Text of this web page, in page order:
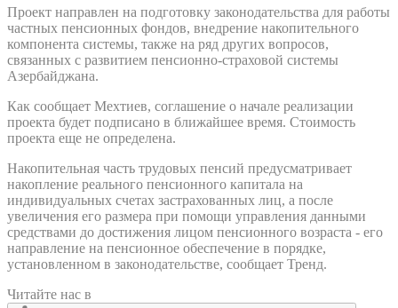
Проект направлен на подготовку законодательства для работы
частных пенсионных фондов, внедрение накопительного
компонента системы, также на ряд других вопросов,
связанных с развитием пенсионно-страховой системы
Азербайджана.
Как сообщает Мехтиев, соглашение о начале реализации
проекта будет подписано в ближайшее время. Стоимость
проекта еще не определена.
Накопительная часть трудовых пенсий предусматривает
накопление реального пенсионного капитала на
индивидуальных счетах застрахованных лиц, а после
увеличения его размера при помощи управления данными
средствами до достижения лицом пенсионного возраста - его
направление на пенсионное обеспечение в порядке,
установленном в законодательстве, сообщает Тренд.
Читайте нас в